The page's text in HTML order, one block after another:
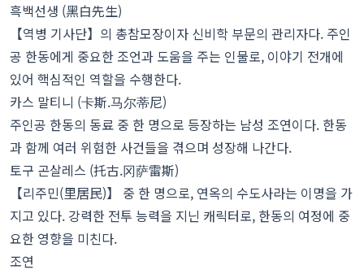
흑백선생 (黑白先生)
【역병 기사단】의 총참모장이자 신비학 부문의 관리자다. 주인
공 한동에게 중요한 조언과 도움을 주는 인물로, 이야기 전개에
있어 핵심적인 역할을 수행한다.
카스 말티니 (卡斯.马尔蒂尼)
주인공 한동의 동료 중 한 명으로 등장하는 남성 조연이다. 한동
과 함께 여러 위험한 사건들을 겪으며 성장해 나간다.
토구 곤살레스 (托古.冈萨雷斯)
【리주민(里居民)】 중 한 명으로, 연옥의 수도사라는 이명을 가
지고 있다. 강력한 전투 능력을 지닌 캐릭터로, 한동의 여정에 중
요한 영향을 미친다.
조연